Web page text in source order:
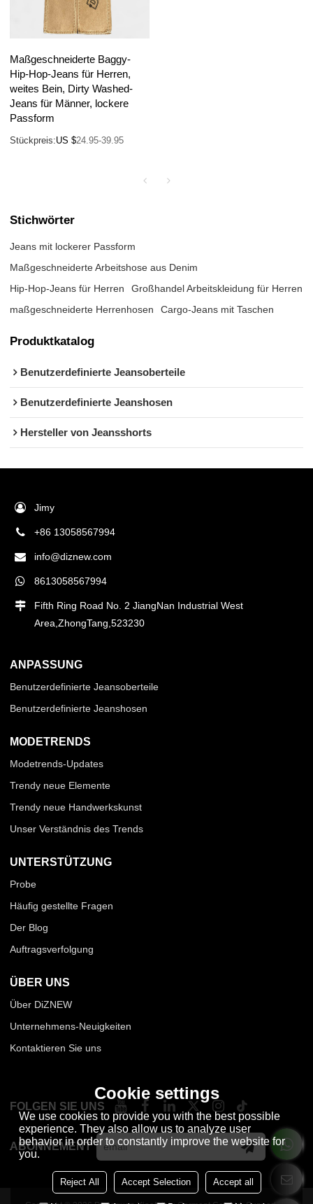
Maßgeschneiderte Baggy-
Hip-Hop-Jeans für Herren,
weites Bein, Dirty Washed-
Jeans für Männer, lockere
Passform
Stückpreis:US $24.95-39.95
Stichwörter
Jeans mit lockerer Passform
Maßgeschneiderte Arbeitshose aus Denim
Hip-Hop-Jeans für Herren
Großhandel Arbeitskleidung für Herren
maßgeschneiderte Herrenhosen
Cargo-Jeans mit Taschen
Produktkatalog
Benutzerdefinierte Jeansoberteile
Benutzerdefinierte Jeanshosen
Hersteller von Jeansshorts
Jimy
+86 13058567994
info@diznew.com
8613058567994
Fifth Ring Road No. 2 JiangNan Industrial West
Area,ZhongTang,523230
ANPASSUNG
Benutzerdefinierte Jeansoberteile
Benutzerdefinierte Jeanshosen
MODETRENDS
Modetrends-Updates
Trendy neue Elemente
Trendy neue Handwerkskunst
Unser Verständnis des Trends
UNTERSTÜTZUNG
Probe
Häufig gestellte Fragen
Der Blog
Auftragsverfolgung
ÜBER UNS
Über DiZNEW
Unternehmens-Neuigkeiten
Kontaktieren Sie uns
FOLGEN SIE UNS
ABONNEMENT
Cookie settings
We use cookies to provide you with the best possible
experience. They also allow us to analyze user
behavior in order to constantly improve the website for
you.
Reject All Accept Selection Accept all